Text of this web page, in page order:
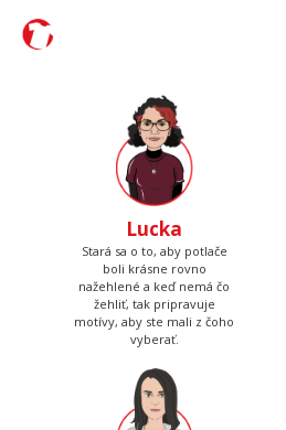
Lucka
Stará sa o to, aby potlače
boli krásne rovno
nažehlené a keď nemá čo
žehliť, tak pripravuje
motívy, aby ste mali z čoho
vyberať.